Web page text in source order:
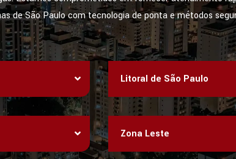
de São Paulo com tecnologia de ponta e métodos
Litoral de São Paulo
Zona Leste